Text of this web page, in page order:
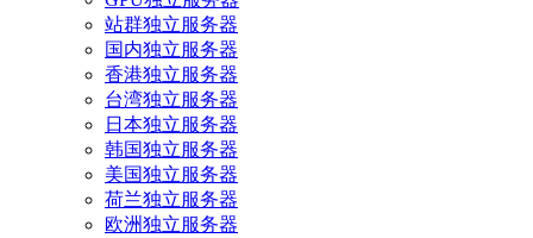
站群独立服务器
国内独立服务器
香港独立服务器
台湾独立服务器
日本独立服务器
韩国独立服务器
美国独立服务器
荷兰独立服务器
欧洲独立服务器